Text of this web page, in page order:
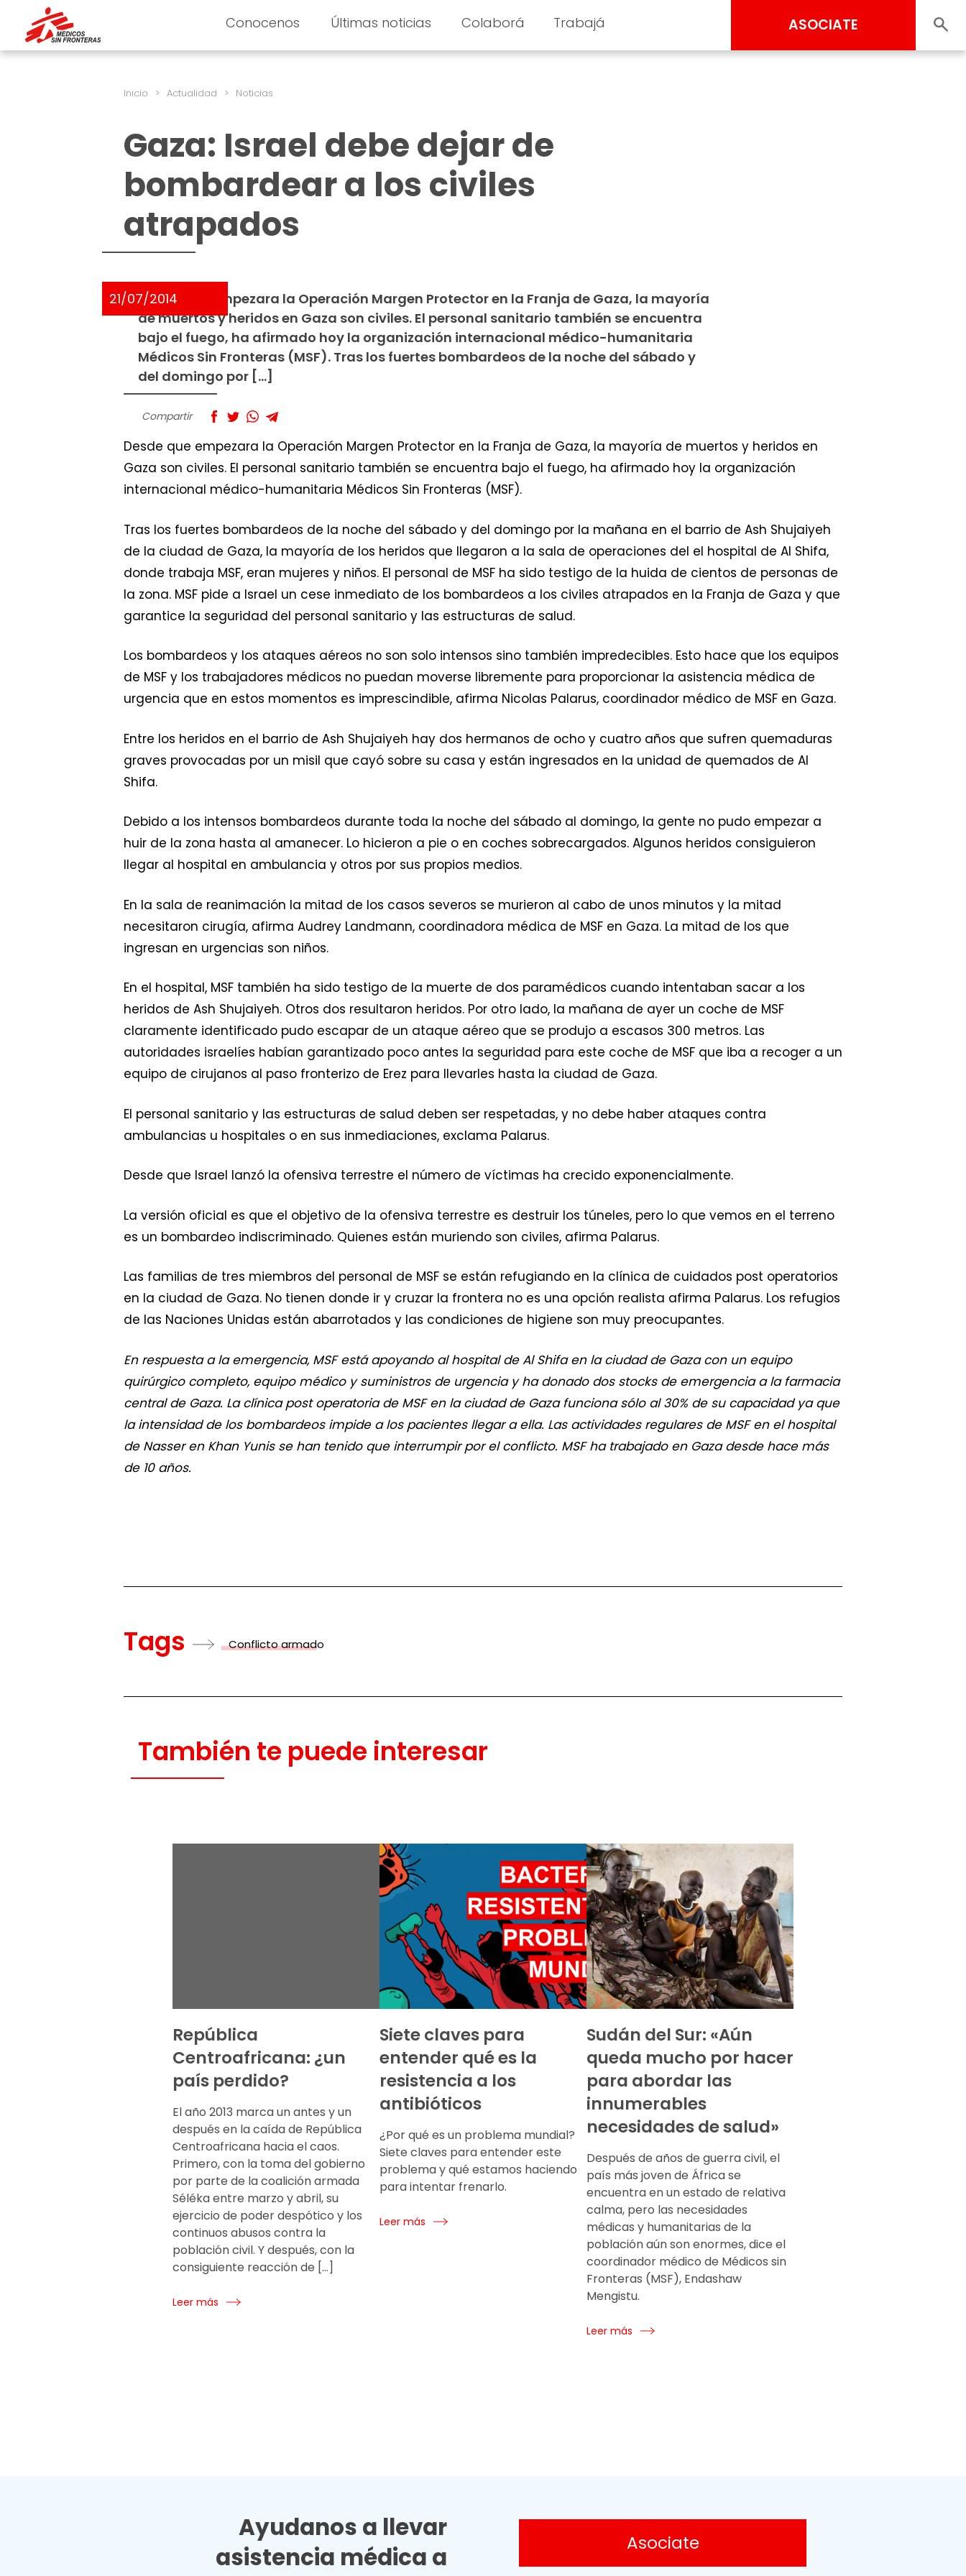
Conocenos Últimas noticias Colaborá Trabajá ASOCIATE
Inicio > Actualidad > Noticias
Gaza: Israel debe dejar de
bombardear a los civiles
atrapados
21/07/2014
Desde que empezara la Operación Margen Protector en la Franja de Gaza, la mayoría
de muertos y heridos en Gaza son civiles. El personal sanitario también se encuentra
bajo el fuego, ha afirmado hoy la organización internacional médico-humanitaria
Médicos Sin Fronteras (MSF). Tras los fuertes bombardeos de la noche del sábado y
del domingo por […]
Compartir
Desde que empezara la Operación Margen Protector en la Franja de Gaza, la mayoría de muertos y heridos en
Gaza son civiles. El personal sanitario también se encuentra bajo el fuego, ha afirmado hoy la organización
internacional médico-humanitaria Médicos Sin Fronteras (MSF).
Tras los fuertes bombardeos de la noche del sábado y del domingo por la mañana en el barrio de Ash Shujaiyeh
de la ciudad de Gaza, la mayoría de los heridos que llegaron a la sala de operaciones del el hospital de Al Shifa,
donde trabaja MSF, eran mujeres y niños. El personal de MSF ha sido testigo de la huida de cientos de personas de
la zona. MSF pide a Israel un cese inmediato de los bombardeos a los civiles atrapados en la Franja de Gaza y que
garantice la seguridad del personal sanitario y las estructuras de salud.
Los bombardeos y los ataques aéreos no son solo intensos sino también impredecibles. Esto hace que los equipos
de MSF y los trabajadores médicos no puedan moverse libremente para proporcionar la asistencia médica de
urgencia que en estos momentos es imprescindible, afirma Nicolas Palarus, coordinador médico de MSF en Gaza.
Entre los heridos en el barrio de Ash Shujaiyeh hay dos hermanos de ocho y cuatro años que sufren quemaduras
graves provocadas por un misil que cayó sobre su casa y están ingresados en la unidad de quemados de Al
Shifa.
Debido a los intensos bombardeos durante toda la noche del sábado al domingo, la gente no pudo empezar a
huir de la zona hasta al amanecer. Lo hicieron a pie o en coches sobrecargados. Algunos heridos consiguieron
llegar al hospital en ambulancia y otros por sus propios medios.
En la sala de reanimación la mitad de los casos severos se murieron al cabo de unos minutos y la mitad
necesitaron cirugía, afirma Audrey Landmann, coordinadora médica de MSF en Gaza. La mitad de los que
ingresan en urgencias son niños.
En el hospital, MSF también ha sido testigo de la muerte de dos paramédicos cuando intentaban sacar a los
heridos de Ash Shujaiyeh. Otros dos resultaron heridos. Por otro lado, la mañana de ayer un coche de MSF
claramente identificado pudo escapar de un ataque aéreo que se produjo a escasos 300 metros. Las
autoridades israelíes habían garantizado poco antes la seguridad para este coche de MSF que iba a recoger a un
equipo de cirujanos al paso fronterizo de Erez para llevarles hasta la ciudad de Gaza.
El personal sanitario y las estructuras de salud deben ser respetadas, y no debe haber ataques contra
ambulancias u hospitales o en sus inmediaciones, exclama Palarus.
Desde que Israel lanzó la ofensiva terrestre el número de víctimas ha crecido exponencialmente.
La versión oficial es que el objetivo de la ofensiva terrestre es destruir los túneles, pero lo que vemos en el terreno
es un bombardeo indiscriminado. Quienes están muriendo son civiles, afirma Palarus.
Las familias de tres miembros del personal de MSF se están refugiando en la clínica de cuidados post operatorios
en la ciudad de Gaza. No tienen donde ir y cruzar la frontera no es una opción realista afirma Palarus. Los refugios
de las Naciones Unidas están abarrotados y las condiciones de higiene son muy preocupantes.
En respuesta a la emergencia, MSF está apoyando al hospital de Al Shifa en la ciudad de Gaza con un equipo
quirúrgico completo, equipo médico y suministros de urgencia y ha donado dos stocks de emergencia a la farmacia
central de Gaza. La clínica post operatoria de MSF en la ciudad de Gaza funciona sólo al 30% de su capacidad ya que
la intensidad de los bombardeos impide a los pacientes llegar a ella. Las actividades regulares de MSF en el hospital
de Nasser en Khan Yunis se han tenido que interrumpir por el conflicto. MSF ha trabajado en Gaza desde hace más
de 10 años.
Tags Conflicto armado
También te puede interesar
República
Centroafricana: ¿un
país perdido?
El año 2013 marca un antes y un
después en la caída de República
Centroafricana hacia el caos.
Primero, con la toma del gobierno
por parte de la coalición armada
Séléka entre marzo y abril, su
ejercicio de poder despótico y los
continuos abusos contra la
población civil. Y después, con la
consiguiente reacción de […]
Leer más
Siete claves para
entender qué es la
resistencia a los
antibióticos
¿Por qué es un problema mundial?
Siete claves para entender este
problema y qué estamos haciendo
para intentar frenarlo.
Leer más
Sudán del Sur: «Aún
queda mucho por hacer
para abordar las
innumerables
necesidades de salud»
Después de años de guerra civil, el
país más joven de África se
encuentra en un estado de relativa
calma, pero las necesidades
médicas y humanitarias de la
población aún son enormes, dice el
coordinador médico de Médicos sin
Fronteras (MSF), Endashaw
Mengistu.
Leer más
Ayudanos a llevar
asistencia médica a
Asociate